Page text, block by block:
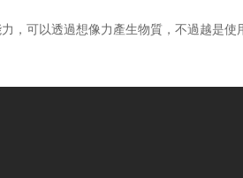
可以透過想像力產生物質，不過越是使